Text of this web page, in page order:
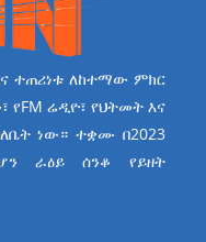
ተጠሪነቱ ለከተማው ምክር
ሬዲዮ፣ የህትመት እና
ነው። ተቋሙ በ2023
ራዕይ ሰንቆ የይዘት